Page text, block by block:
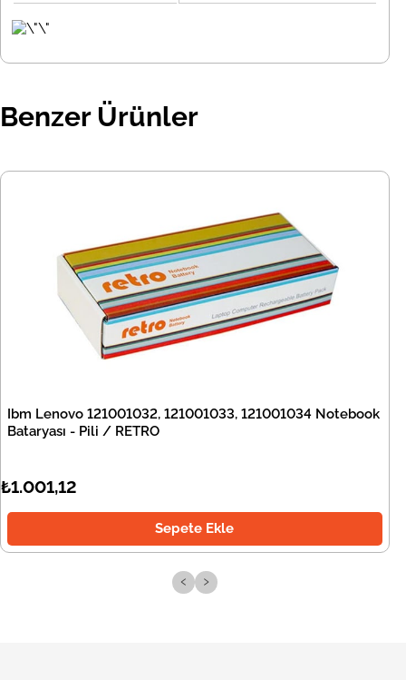
Benzer Ürünler
Ibm Lenovo 121001032, 121001033, 121001034 Notebook
Bataryası - Pili / RETRO
₺1.001,12
Sepete Ekle
‹ ›